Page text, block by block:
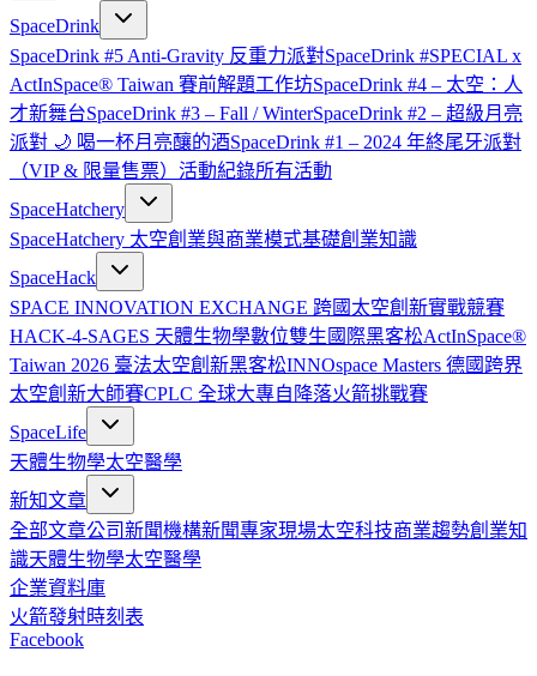
SpaceDrink
SpaceDrink #5 Anti-Gravity 反重力派對SpaceDrink #SPECIAL x
ActInSpace® Taiwan 賽前解題工作坊SpaceDrink #4 – 太空：人
才新舞台SpaceDrink #3 – Fall / WinterSpaceDrink #2 – 超級月亮
派對 🌙 喝一杯月亮釀的酒SpaceDrink #1 – 2024 年終尾牙派對
（VIP & 限量售票） 活動紀錄所有活動
SpaceHatchery
SpaceHatchery 太空創業與商業模式基礎創業知識
SpaceHack
SPACE INNOVATION EXCHANGE 跨國太空創新實戰競賽
HACK-4-SAGES 天體生物學數位雙生國際黑客松ActInSpace®
Taiwan 2026 臺法太空創新黑客松INNOspace Masters 德國跨界
太空創新大師賽CPLC 全球大專自降落火箭挑戰賽
SpaceLife
天體生物學太空醫學
新知文章
全部文章公司新聞機構新聞專家現場太空科技商業趨勢創業知
識天體生物學太空醫學
企業資料庫
火箭發射時刻表
Facebook